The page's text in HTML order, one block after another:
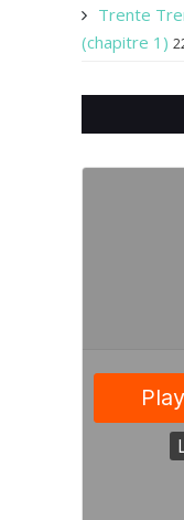
Trente
(chapitre 1)